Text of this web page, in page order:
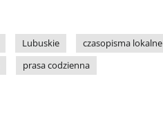
Lubuskie
czasopisma lokalne
prasa codzienna